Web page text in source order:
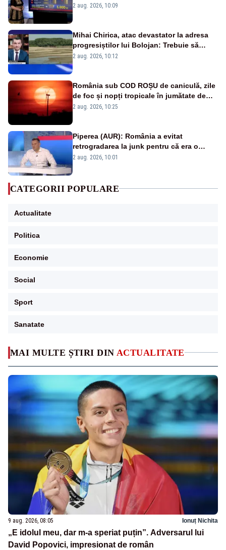
MAI MULTE ȘTIRI DIN ACTUALITATE
9 aug. 2026, 08:05 Ionuț Nichita
„E idolul meu, dar m-a speriat puțin”. Adversarul lui
David Popovici, impresionat de român
pierdute de fiecare român
2 aug. 2026, 10:09
Mihai Chirica, atac devastator la adresa
progresiștilor lui Bolojan: Trebuie să
protejăm și natura, dar nu șținem omaneii
2 aug. 2026, 10:12
România sub COD ROȘU de caniculă, zile
de foc și nopți tropicale în jumătate de
țară
2 aug. 2026, 10:25
Piperea (AUR): România a evitat
retrogradarea la junk pentru că era o
catastrofă pentru bănci și fondurile de
2 aug. 2026, 10:01
CATEGORII POPULARE
Actualitate
Politica
Economie
Social
Sport
Sanatate